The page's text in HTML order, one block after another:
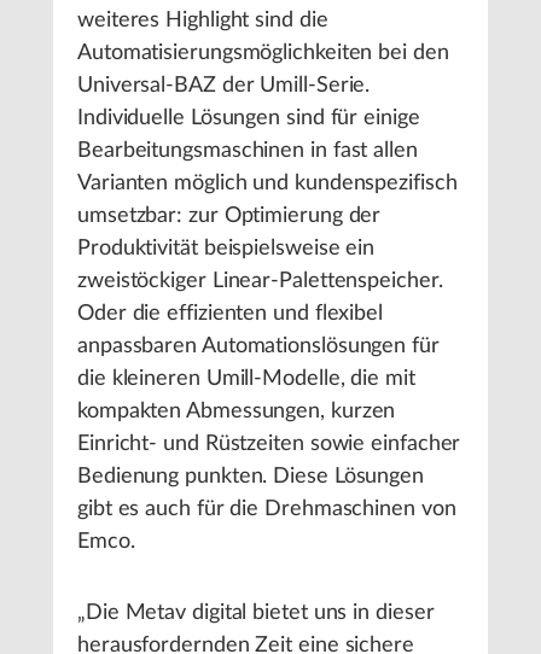
weiteres Highlight sind die
Automatisierungsmöglichkeiten bei den
Universal-BAZ der Umill-Serie.
Individuelle Lösungen sind für einige
Bearbeitungsmaschinen in fast allen
Varianten möglich und kundenspezifisch
umsetzbar: zur Optimierung der
Produktivität beispielsweise ein
zweistöckiger Linear-Palettenspeicher.
Oder die effizienten und flexibel
anpassbaren Automationslösungen für
die kleineren Umill-Modelle, die mit
kompakten Abmessungen, kurzen
Einricht- und Rüstzeiten sowie einfacher
Bedienung punkten. Diese Lösungen
gibt es auch für die Drehmaschinen von
Emco.
„Die Metav digital bietet uns in dieser
herausfordernden Zeit eine sichere